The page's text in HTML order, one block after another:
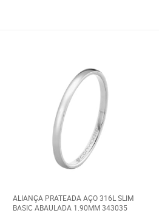
ALIANÇA PRATEADA AÇO 316L SLIM
BASIC ABAULADA 1.90MM 343035